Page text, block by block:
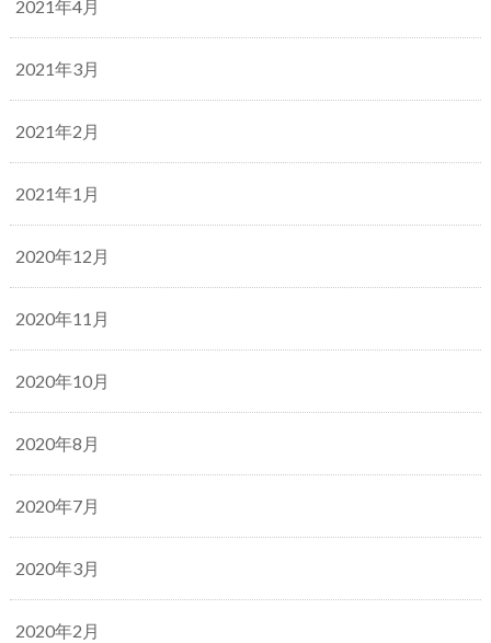
2021年4月
2021年3月
2021年2月
2021年1月
2020年12月
2020年11月
2020年10月
2020年8月
2020年7月
2020年3月
2020年2月